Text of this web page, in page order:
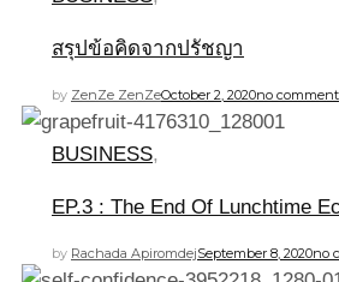
สรุปข้อคิดจากปรัชญา
by ZenZe ZenZeOctober 2, 2020no comment
BUSINESS,
EP.3 : The End Of Lunchtime
by Rachada ApiromdejSeptember 8, 2020no